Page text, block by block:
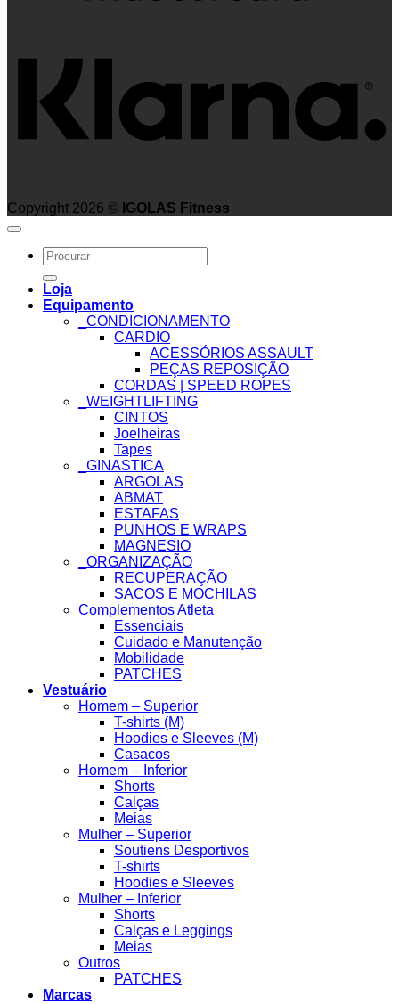
Copyright 2026 © IGOLAS Fitness
Search
for:
Loja
Equipamento
_CONDICIONAMENTO
CARDIO
ACESSÓRIOS ASSAULT
PEÇAS REPOSIÇÃO
CORDAS | SPEED ROPES
_WEIGHTLIFTING
CINTOS
Joelheiras
Tapes
_GINASTICA
ARGOLAS
ABMAT
ESTAFAS
PUNHOS E WRAPS
MAGNESIO
_ORGANIZAÇÃO
RECUPERAÇÃO
SACOS E MOCHILAS
Complementos Atleta
Essenciais
Cuidado e Manutenção
Mobilidade
PATCHES
Vestuário
Homem – Superior
T-shirts (M)
Hoodies e Sleeves (M)
Casacos
Homem – Inferior
Shorts
Calças
Meias
Mulher – Superior
Soutiens Desportivos
T-shirts
Hoodies e Sleeves
Mulher – Inferior
Shorts
Calças e Leggings
Meias
Outros
PATCHES
Marcas